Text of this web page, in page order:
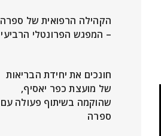
הקהילה הרפואית של ספרה
– המפגש הפרונטלי הרביעי
חונכים את יחידת הבריאות
של מועצת כפר יאסיף,
שהוקמה בשיתוף פעולה עם
ספרה